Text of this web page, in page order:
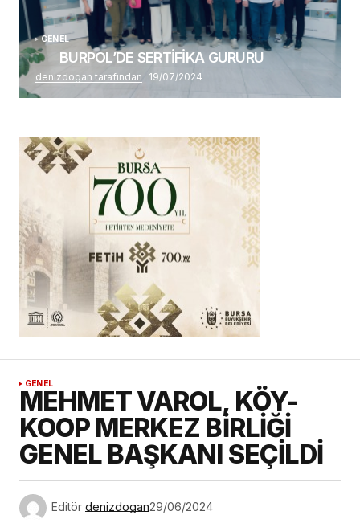
GENEL
BURPOL’DE SERTİFİKA GURURU
denizdogan tarafından 19/07/2024
GENEL
MEHMET VAROL, KÖY-
KOOP MERKEZ BİRLİĞİ
GENEL BAŞKANI SEÇİLDİ
Editör denizdogan29/06/2024